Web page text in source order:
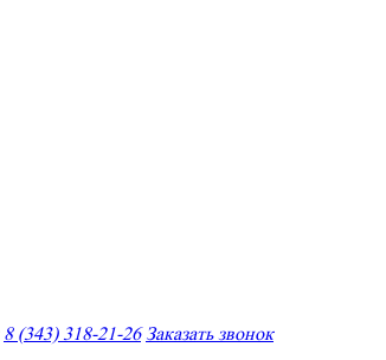
8 (343) 318-21-26 Заказать звонок